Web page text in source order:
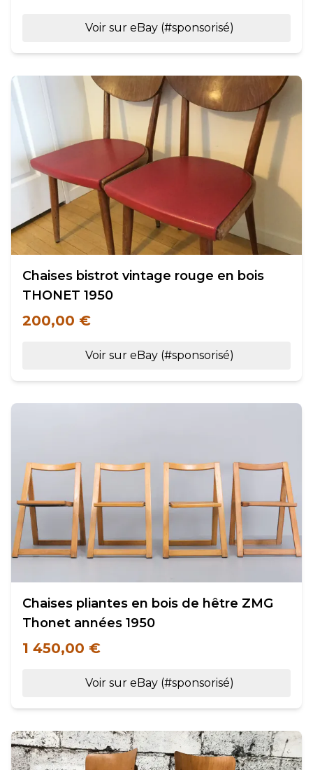
Voir sur eBay (#sponsorisé)
Chaises bistrot vintage rouge en bois
THONET 1950
200,00 €
Voir sur eBay (#sponsorisé)
Chaises pliantes en bois de hêtre ZMG
Thonet années 1950
1 450,00 €
Voir sur eBay (#sponsorisé)